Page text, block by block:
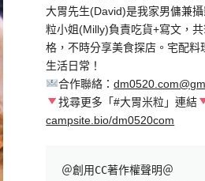
大胃先生(David)是我家男傭兼
粒小姐(Milly)負責吃貨+寫文，
格，不時分享美食探店。宅配料
生活日常！
合作聯絡：
找尋更多「#大胃米粒」連結
campsite.bio/dm0520com
＠創用CC著作權聲明＠